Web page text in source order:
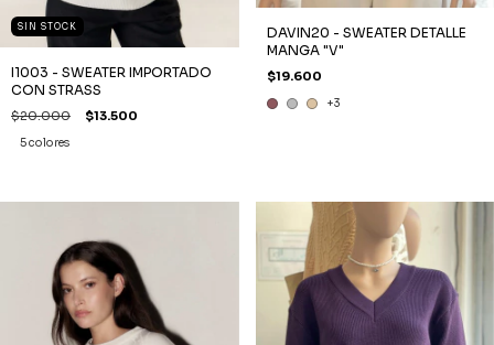
SIN STOCK
I1003 - SWEATER IMPORTADO
CON STRASS
$20.000 $13.500
5 colores
DAVIN20 - SWEATER DETALLE
MANGA "V"
$19.600
+3